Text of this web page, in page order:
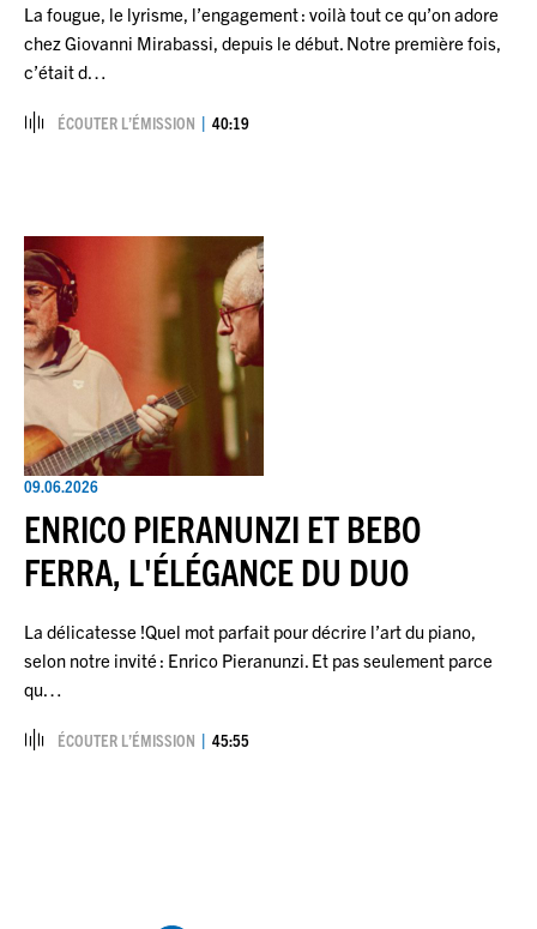
La fougue, le lyrisme, l’engagement : voilà tout ce qu’on adore
chez Giovanni Mirabassi, depuis le début. Notre première fois,
c’était d…
ÉCOUTER L’ÉMISSION 40:19
09.06.2026
ENRICO PIERANUNZI ET BEBO
FERRA, L'ÉLÉGANCE DU DUO
La délicatesse !Quel mot parfait pour décrire l’art du piano,
selon notre invité : Enrico Pieranunzi. Et pas seulement parce
qu…
ÉCOUTER L’ÉMISSION 45:55